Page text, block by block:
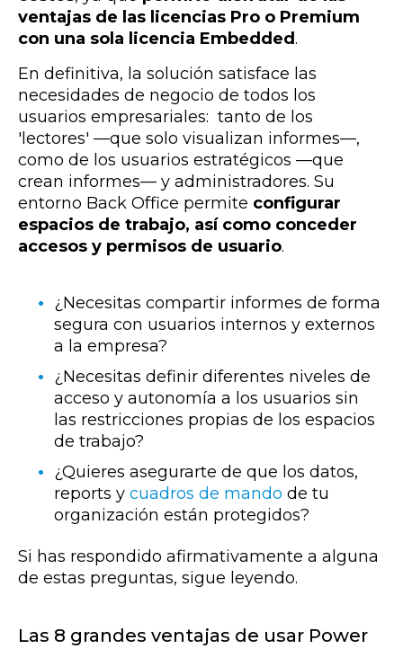
ventajas de las licencias Pro o Premium
con una sola licencia Embedded.
En definitiva, la solución satisface las
necesidades de negocio de todos los
usuarios empresariales: tanto de los
'lectores' —que solo visualizan informes—,
como de los usuarios estratégicos —que
crean informes— y administradores. Su
entorno Back Office permite configurar
espacios de trabajo, así como conceder
accesos y permisos de usuario.
¿Necesitas compartir informes de forma
segura con usuarios internos y externos
a la empresa?
¿Necesitas definir diferentes niveles de
acceso y autonomía a los usuarios sin
las restricciones propias de los espacios
de trabajo?
¿Quieres asegurarte de que los datos,
reports y cuadros de mando de tu
organización están protegidos?
Si has respondido afirmativamente a alguna
de estas preguntas, sigue leyendo.
Las 8 grandes ventajas de usar Power